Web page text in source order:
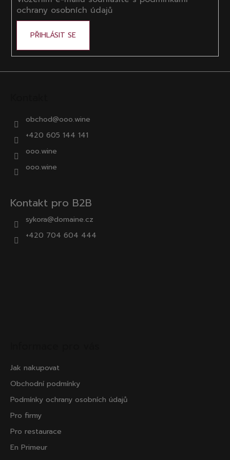
ochrany osobních údajů
PŘIHLÁSIT SE
obchod@ooo.wine
+420 605 144 141
ooo.wine
ooo.wine
Kontakt pro B2B
sykora@domaine.cz
+420 704 604 444
Jak nakupovat
Obchodní podmínky
Podmínky ochrany osobních údajů
Pro firmy
Pro restaurace
En Primeur